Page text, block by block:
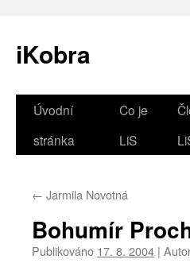
iKobra
Přejít
webu
Úvodní
stránka
Co je
LiS
← Jarmila Novotná
Bohumír
Publikováno 17. 8. 2004 |